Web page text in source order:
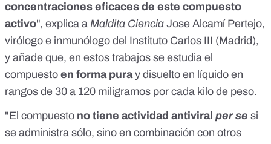
concentraciones eficaces de este compuesto
activo", explica a Maldita Ciencia Jose Alcamí Pertejo,
virólogo e inmunólogo del Instituto Carlos III (Madrid),
y añade que, en estos trabajos se estudia el
compuesto en forma puray disuelto en líquido en
rangos de 30 a 120 miligramos por cada kilo de peso.
"El compuesto no tiene actividad antiviral per se si
se administra sólo, sino en combinación con otros